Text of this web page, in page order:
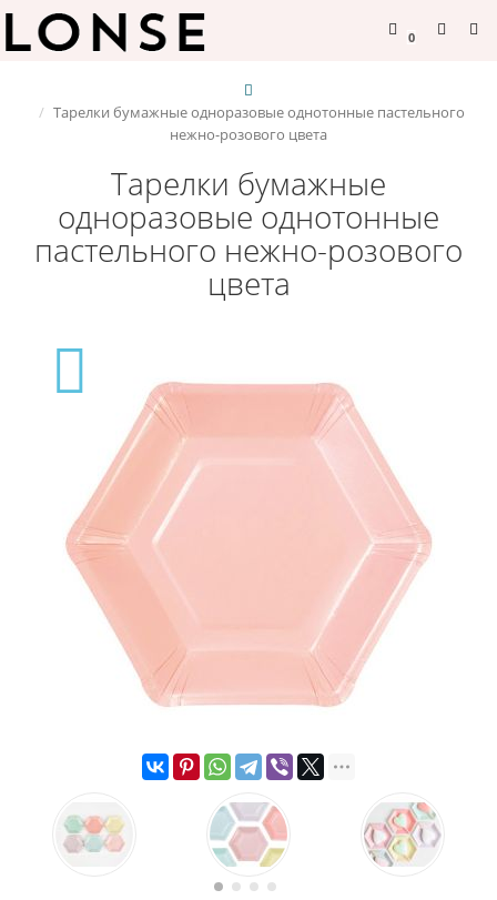
0
Тарелки бумажные одноразовые однотонные пастельного
нежно-розового цвета
Тарелки бумажные
одноразовые однотонные
пастельного нежно-розового
цвета